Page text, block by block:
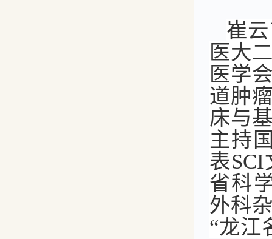
崔
医大
医学
道肿
床与
主持
表
省科
外科
“龙江